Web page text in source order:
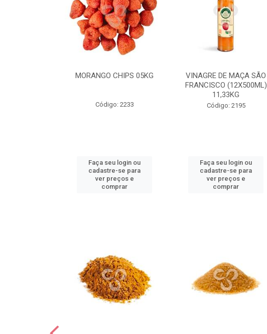
MORANGO CHIPS 05KG
Código: 2233
Faça seu login ou
cadastre-se para
ver preços e
comprar
VINAGRE DE MAÇA SÃO
FRANCISCO (12X500ML)
11,33KG
Código: 2195
Faça seu login ou
cadastre-se para
ver preços e
comprar